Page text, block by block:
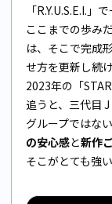
「R.Y.U.S.E.I.」
ここまでの歩み
は、そこで完成
せ方を更新し続
2023年の「
追うと、三代目
グループではな
の安心感と新作
そこがとても強い